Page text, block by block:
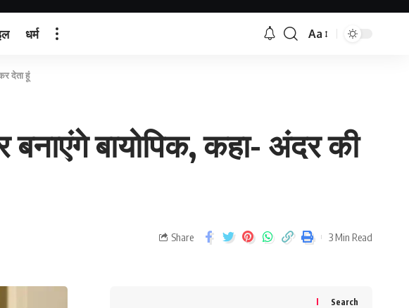
धर्म Aa
देता हूं
बनाएंगे बायोपिक, कहा- अंदर की
Share 3 Min Read
Search